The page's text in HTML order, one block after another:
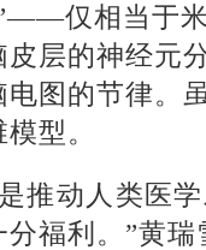
仅相当于
层的神经元
图的节律。
型。
推动人类医
福利。”黄瑞